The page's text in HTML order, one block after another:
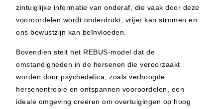
zintuiglijke informatie van onderaf, die vaak door deze
vooroordelen wordt onderdrukt, vrijer kan stromen en
ons bewustzijn kan beïnvloeden.
Bovendien stelt het REBUS-model dat de
omstandigheden in de hersenen die veroorzaakt
worden door psychedelica, zoals verhoogde
hersenentropie en ontspannen vooroordelen, een
ideale omgeving creëren om overtuigingen op hoog